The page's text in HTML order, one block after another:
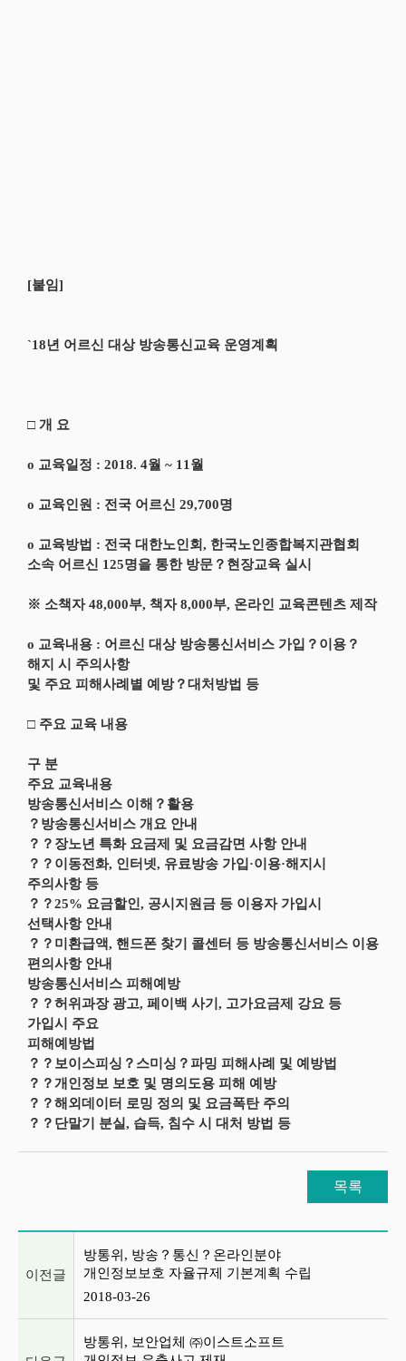
[붙임]
`18년 어르신 대상 방송통신교육 운영계획
□ 개 요
o 교육일정 : 2018. 4월 ~ 11월
o 교육인원 : 전국 어르신 29,700명
o 교육방법 : 전국 대한노인회, 한국노인종합복지관협회
소속 어르신 125명을 통한 방문？현장교육 실시
※ 소책자 48,000부, 책자 8,000부, 온라인 교육콘텐츠 제작
o 교육내용 : 어르신 대상 방송통신서비스 가입？이용？
해지 시 주의사항
및 주요 피해사례별 예방？대처방법 등
□ 주요 교육 내용
구 분
주요 교육내용
방송통신서비스 이해？활용
？방송통신서비스 개요 안내
？？장노년 특화 요금제 및 요금감면 사항 안내
？？이동전화, 인터넷, 유료방송 가입·이용·해지시
주의사항 등
？？25% 요금할인, 공시지원금 등 이용자 가입시
선택사항 안내
？？미환급액, 핸드폰 찾기 콜센터 등 방송통신서비스 이용
편의사항 안내
방송통신서비스 피해예방
？？허위과장 광고, 페이백 사기, 고가요금제 강요 등
가입시 주요
피해예방법
？？보이스피싱？스미싱？파밍 피해사례 및 예방법
？？개인정보 보호 및 명의도용 피해 예방
？？해외데이터 로밍 정의 및 요금폭탄 주의
？？단말기 분실, 습득, 침수 시 대처 방법 등
목록
이전글
방통위, 방송？통신？온라인분야
개인정보보호 자율규제 기본계획 수립
2018-03-26
방통위, 보안업체 ㈜이스트소프트